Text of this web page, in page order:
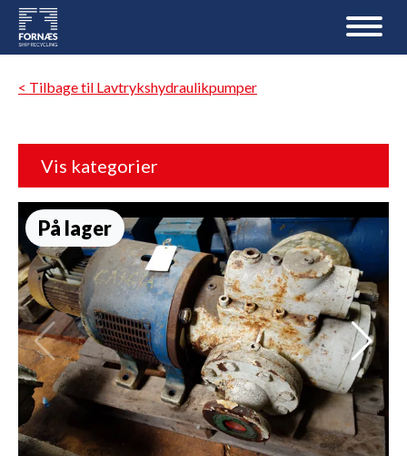
< Tilbage til Lavtrykshydraulikpumper
Vis kategorier
På lager